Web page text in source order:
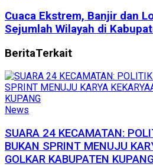
Cuaca Ekstrem, Banjir dan
Sejumlah Wilayah di
BeritaTerkait
News
SUARA 24 KECAMATAN:
BUKAN SPRINT MENUJU
GOLKAR KABUPATEN